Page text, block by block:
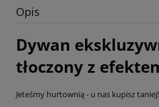
Opis
Dywan
tłoczony z
Jeteśmy hurtownią - u nas kupisz taniej!